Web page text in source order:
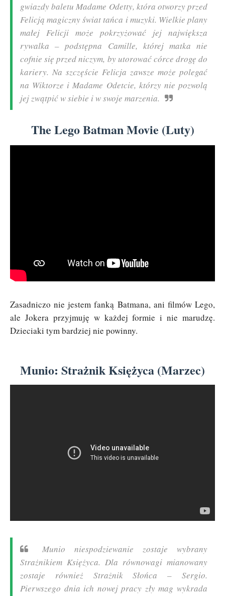
gwiazdy baletu Madame Odetty, która otworzy przed
Felicją magiczny świat tańca i muzyki. Wielkie plany
małej Felicji może pokrzyżować jej największa
rywalka – podstępna Camille, której matka nie
cofnie się przed niczym, by utorować córce drogę do
kariery. Na szczęście Felicja zawsze może polegać
na Wiktorze i Madame Odetcie, którzy nie pozwolą
jej zwątpić w siebie i w swoje marzenia.
The Lego Batman Movie (Luty)
Zasadniczo nie jestem fanką Batmana, ani filmów Lego,
ale Jokera przyjmuję w każdej formie i nie marudzę.
Dzieciaki tym bardziej nie powinny.
Munio: Strażnik Księżyca (Marzec)
Munio niespodziewanie zostaje wybrany
Strażnikiem Księżyca. Dla równowagi mianowany
zostaje również Strażnik Słońca – Sergio.
Pierwszego dnia ich nowej pracy zły mag wykrada